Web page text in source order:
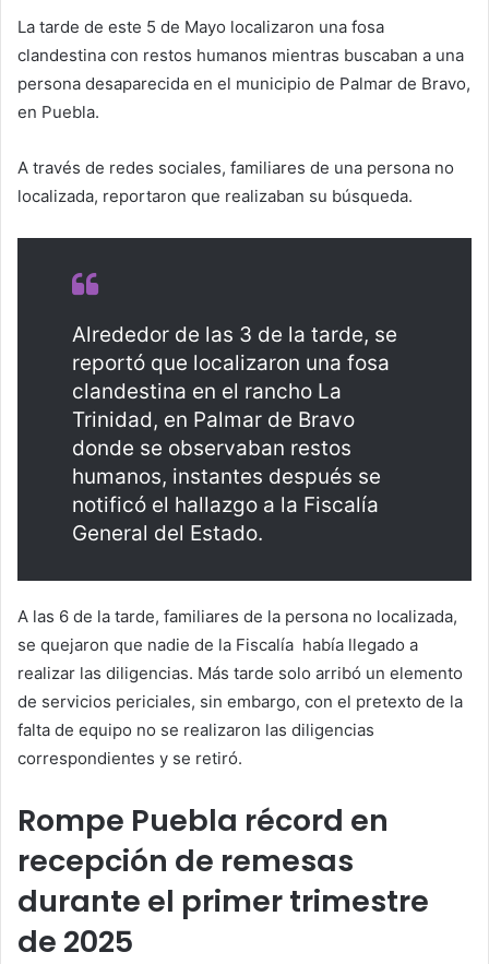
La tarde de este 5 de Mayo localizaron una fosa
clandestina con restos humanos mientras buscaban a una
persona desaparecida en el municipio de Palmar de Bravo,
en Puebla.
A través de redes sociales, familiares de una persona no
localizada, reportaron que realizaban su búsqueda.
Alrededor de las 3 de la tarde, se
reportó que localizaron una fosa
clandestina en el rancho La
Trinidad, en Palmar de Bravo
donde se observaban restos
humanos, instantes después se
notificó el hallazgo a la Fiscalía
General del Estado.
A las 6 de la tarde, familiares de la persona no localizada,
se quejaron que nadie de la Fiscalía había llegado a
realizar las diligencias. Más tarde solo arribó un elemento
de servicios periciales, sin embargo, con el pretexto de la
falta de equipo no se realizaron las diligencias
correspondientes y se retiró.
Rompe Puebla récord en
recepción de remesas
durante el primer trimestre
de 2025